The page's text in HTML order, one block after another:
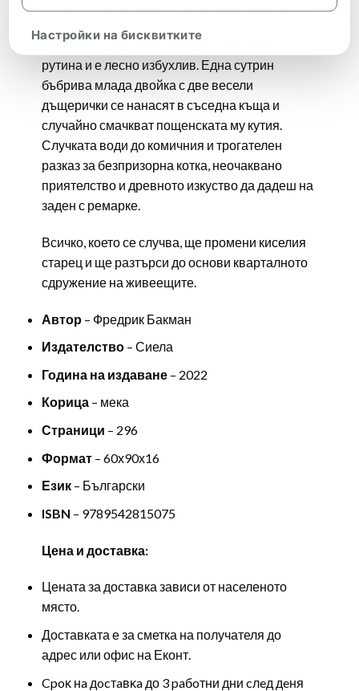
тях като към крадци, хванати пред прозореца.
Той има твърди принципи, непоклатима
рутина и е лесно избухлив. Една сутрин
бъбрива млада двойка с две весели
дъщерички се нанасят в съседна къща и
случайно смачкват пощенската му кутия.
Случката води до комичния и трогателен
разказ за безпризорна котка, неочаквано
приятелство и древното изкуство да дадеш на
заден с ремарке.
Всичко, което се случва, ще промени киселия
старец и ще разтърси до основи кварталното
сдружение на живеещите.
Автор– Фредрик Бакман
Издателство– Сиела
Година на издаване– 2022
Корица– мека
Страници – 296
Формат– 60х90х16
Език– Български
ISBN – 9789542815075
Цена и доставка:
Цената за доставка зависи от населеното
място.
Доставката е за сметка на получателя до
адрес или офис на Еконт.
Cpoĸ нa дocтaвĸa до 3 paбoтни дни cлeд дeня
Настройки на бисквитките